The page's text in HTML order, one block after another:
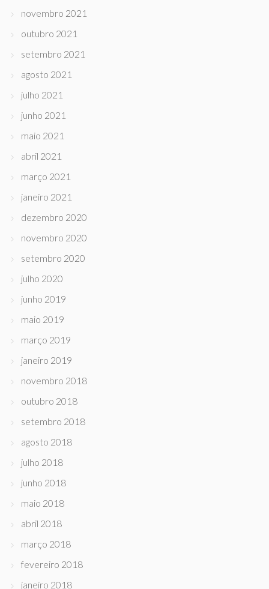
novembro 2021
outubro 2021
setembro 2021
agosto 2021
julho 2021
junho 2021
maio 2021
abril 2021
março 2021
janeiro 2021
dezembro 2020
novembro 2020
setembro 2020
julho 2020
junho 2019
maio 2019
março 2019
janeiro 2019
novembro 2018
outubro 2018
setembro 2018
agosto 2018
julho 2018
junho 2018
maio 2018
abril 2018
março 2018
fevereiro 2018
janeiro 2018